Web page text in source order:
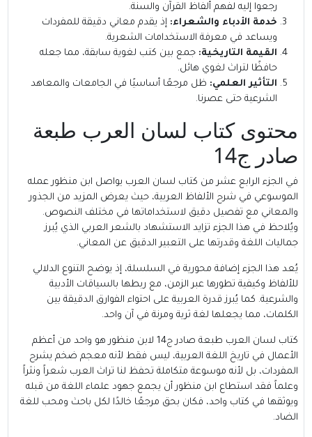
رجعوا إليه لفهم ألفاظ القرآن والسنة.
خدمة الأدباء والشعراء: إذ يقدم معاني دقيقة للمفردات
ويساعد في معرفة الاستخدامات الشعرية.
القيمة التاريخية: جمع بين كتب لغوية سابقة، مما جعله
حافظًا لتراث لغوي هائل.
التأثير العلمي: ظل مرجعًا أساسيًا في الجامعات والمعاهد
الشرعية حتى عصرنا.
محتوى كتاب لسان العرب طبعة
صادر ج14
في الجزء الرابع عشر من كتاب لسان العرب يواصل ابن منظور عمله
الموسوعي في شرح الألفاظ العربية، حيث يعرض المزيد من الجذور
والمعاني مع تفصيل دقيق لاستخداماتها في مختلف النصوص.
ويُلاحظ في هذا الجزء تزايد الاستشهاد بالشعر العربي الذي يُبرز
جماليات اللغة وقدرتها على التعبير الدقيق عن المعاني.
يُعد هذا الجزء إضافة محورية في السلسلة، إذ يوضح التنوع الدلالي
للألفاظ وكيفية تطورها عبر الزمن، مع ربطها بالسياقات الأدبية
والشرعية. كما يُبرز قدرة العربية على احتواء الفوارق الدقيقة بين
الكلمات، مما يجعلها لغة ثرية ومرنة في آن واحد.
كتاب لسان العرب طبعة صادر ج14 لابن منظور هو واحد من أعظم
الأعمال في تاريخ اللغة العربية، ليس فقط لأنه معجم ضخم يشرح
المفردات، بل لأنه موسوعة متكاملة تحفظ لنا تراث العرب شعراً ونثراً
وعلماً فقد استطاع ابن منظور أن يجمع جهود علماء اللغة من قبله
ويوثقها في كتاب واحد، فكان بحق مرجعًا خالدًا لكل باحث ومحب للغة
الضاد.